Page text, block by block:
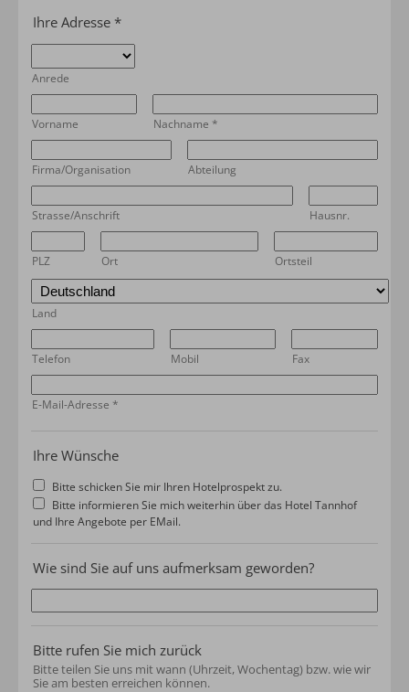
Ihre Adresse *
Anrede
Vorname Nachname *
Firma/Organisation Abteilung
Strasse/Anschrift Hausnr.
PLZ Ort Ortsteil
Land
Telefon Mobil Fax
E-Mail-Adresse *
Ihre Wünsche
Bitte schicken Sie mir Ihren Hotelprospekt zu.
Bitte informieren Sie mich weiterhin über das Hotel Tannhof
und Ihre Angebote per EMail.
Wie sind Sie auf uns aufmerksam geworden?
Bitte rufen Sie mich zurück
Bitte teilen Sie uns mit wann (Uhrzeit, Wochentag) bzw. wie wir
Sie am besten erreichen können.